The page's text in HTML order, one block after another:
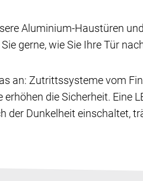
Aluminium-Haustüren
gerne, wie Sie Ihre Tür
an: Zutrittssysteme vom
die Sicherheit. Eine
der Dunkelheit einschaltet,